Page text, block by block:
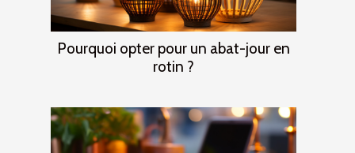
Pourquoi opter pour un abat-jour en
rotin ?